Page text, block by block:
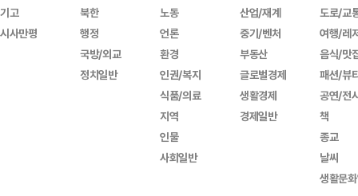
기고
시사만평
북한
행정
국방/외교
정치일반
노동
언론
환경
인권/복지
식품/의료
지역
인물
사회일반
산업/재계
중기/벤처
부동산
글로벌경제
생활경제
경제일반
도로/교
여행/레
음식/맛
패션/뷰
공연/전
책
종교
날씨
생활문